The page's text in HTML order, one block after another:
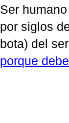
Ser
por siglos
bota) del
porque